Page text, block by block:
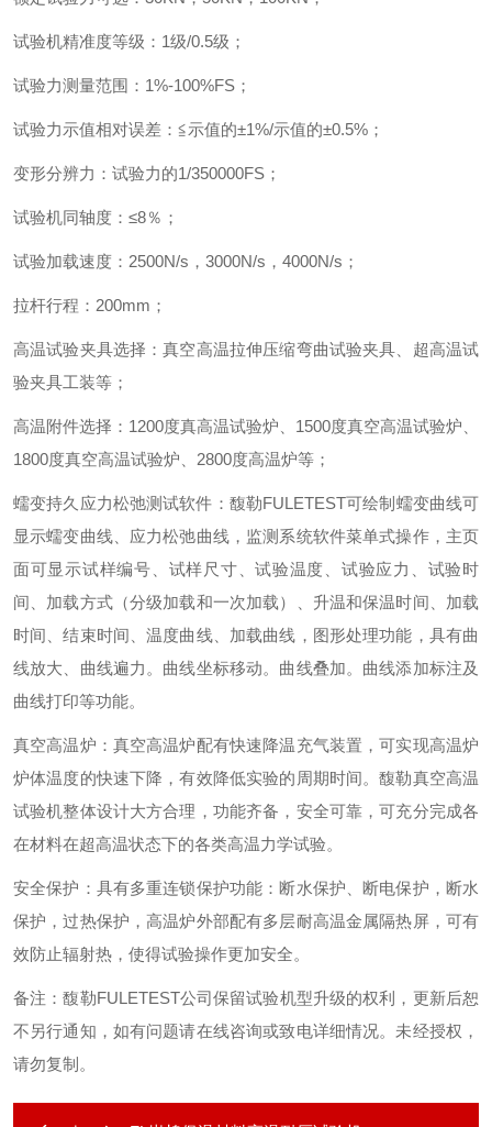
试验机精准度等级 ： 1级/0.5级 ；
试验力测量范围 ： 1%-100%FS ；
试验力示值相对误差 ： ≦示值的±1%/示值的±0.5% ；
变形分辨力 ： 试验力的1/350000FS ；
试验机同轴度 ： ≤8％ ；
试验加载速度 ： 2500N/s ， 3000N/s ， 4000N/s ；
拉杆行程 ： 200mm ；
高温试验夹具选择 ：真空高温拉伸压缩弯曲试验夹具、超高温试
验夹具工装等 ；
高温附件选择 ： 1200度真高温试验炉、 1500度真空高温试验炉、
1800度真空高温试验炉、 2800度高温炉等 ；
蠕变持久应力松弛测试软件 ： 馥勒FULETEST可绘制蠕变曲线可
显示蠕变曲线、应力松弛曲线，监测系统软件菜单式操作，主页
面可显示试样编号、试样尺寸、试验温度、试验应力、试验时
间、加载方式（分级加载和一次加载）、升温和保温时间、加载
时间、结束时间、温度曲线、加载曲线，图形处理功能，具有曲
线放大、曲线遍力。曲线坐标移动。曲线叠加。曲线添加标注及
曲线打印等功能。
真空高温炉 ： 真空高温炉配有快速降温充气装置，可实现高温炉
炉体温度的快速下降，有效降低实验的周期时间。馥勒真空高温
试验机整体设计大方合理，功能齐备，安全可靠，可充分完成各
在材料在超高温状态下的各类高温力学试验。
安全保护 ： 具有多重连锁保护功能：断水保护、断电保护，断水
保护，过热保护，高温炉外部配有多层耐高温金属隔热屏，可有
效防止辐射热 ， 使得试验操作更加安全。
备注：馥勒FULETEST公司保留试验机型升级的权利，更新后恕
不另行通知，如有问题请在线咨询或致电详细情况。未经授权，
请勿复制。